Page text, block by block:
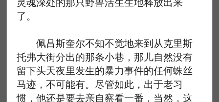
灵魂深处的那只野兽活生生地释放出来
了。
佩吕斯奎尔不知不觉地来到从克里斯
托弗大街分出的那条小巷，那儿自然没有
留下头天夜里发生的暴力事件的任何蛛丝
马迹，不可能有。尽管如此，出于老习
惯，他还是要去亲自察看一番，当然，这